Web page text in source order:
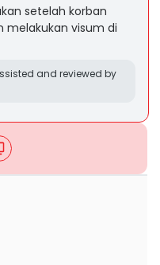
setelah korban
melakukan visum di
and reviewed by